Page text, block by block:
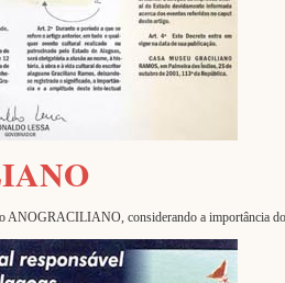
ANOGRACILIANO, considerando a importância